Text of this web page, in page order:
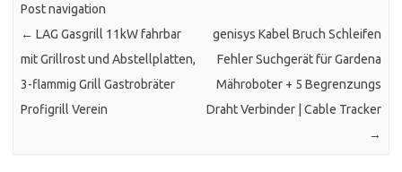
Post navigation
← LAG Gasgrill 11kW fahrbar
mit Grillrost und Abstellplatten,
3-flammig Grill Gastrobräter
Profigrill Verein
genisys Kabel Bruch Schleifen
Fehler Suchgerät für Gardena
Mähroboter + 5 Begrenzungs
Draht Verbinder | Cable Tracker
→